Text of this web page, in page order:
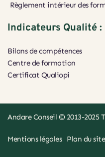
Règlement intérieur des
Indicateurs Qualité :
Bilans de compétences
Centre de formation
Certificat Qualiopi
Andare Conseil © 2013-2025
Mentions légales Plan du site